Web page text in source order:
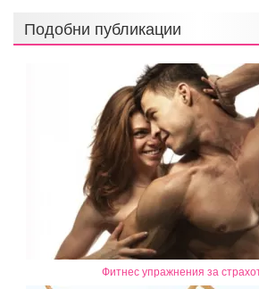
Подобни публикации
Фитнес упражнения за